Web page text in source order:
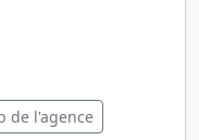
de l'agence